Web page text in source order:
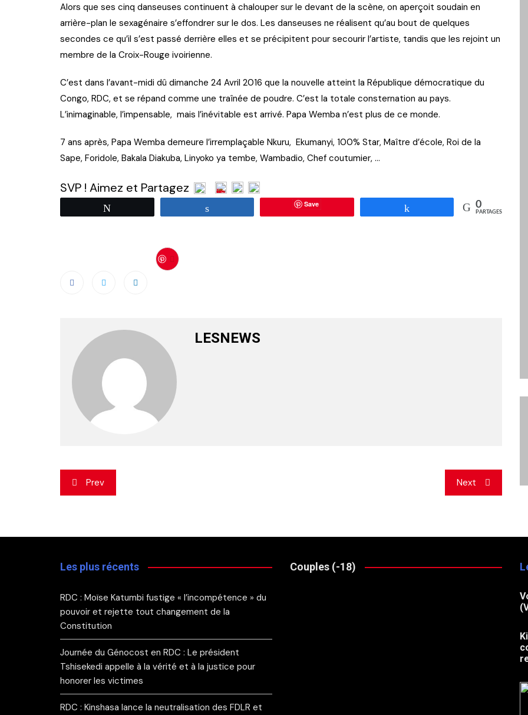
Alors que ses cinq danseuses continuent à chalouper sur le devant de la scène, on aperçoit soudain en
arrière-plan le sexagénaire s’effondrer sur le dos. Les danseuses ne réalisent qu’au bout de quelques
secondes ce qu’il s’est passé derrière elles et se précipitent pour secourir l’artiste, tandis que les rejoint un
membre de la Croix-Rouge ivoirienne.
C’est dans l’avant-midi dû dimanche 24 Avril 2016 que la nouvelle atteint la République démocratique du
Congo, RDC, et se répand comme une traînée de poudre. C’est la totale consternation au pays.
L’inimaginable, l’impensable, mais l’inévitable est arrivé. Papa Wemba n’est plus de ce monde.
7 ans après, Papa Wemba demeure l’irremplaçable Nkuru, Ekumanyi, 100% Star, Maître d’école, Roi de la
Sape, Foridole, Bakala Diakuba, Linyoko ya tembe, Wambadio, Chef coutumier, …
SVP ! Aimez et Partagez
Save 0
PARTAGES
LESNEWS
Navigation
de
Prev Next
Les plus récents
RDC : Moïse Katumbi fustige « l’incompétence » du
pouvoir et rejette tout changement de la
Constitution
Journée du Génocost en RDC : Le président
Tshisekedi appelle à la vérité et à la justice pour
honorer les victimes
RDC : Kinshasa lance la neutralisation des FDLR et
Couples (-18)